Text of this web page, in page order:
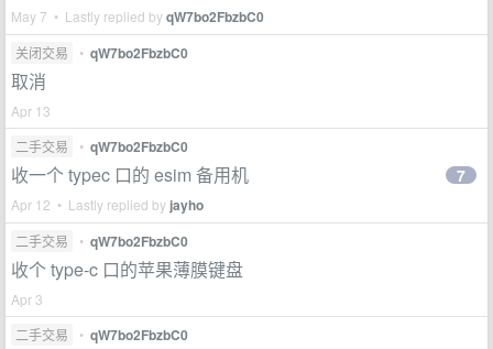
May 7 • Lastly replied byqW7bo2FbzbC0
关闭交易 • qW7bo2FbzbC0
取消
Apr 13
二手交易
• qW7bo2FbzbC0
收一个 typec 口的 esim 备用机
Apr 12 • Lastly replied by jayho
7
二手交易 • qW7bo2FbzbC0
收个 type-c 口的苹果薄膜键盘
Apr 3
二手交易
• qW7bo2FbzbC0